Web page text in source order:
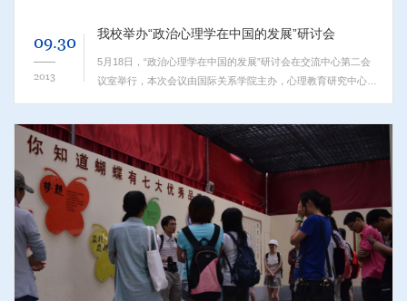
09.30
2013
我校举办“政治心理学在中国的发展”研讨会
5月18日，“政治心理学在中国的发展”研讨会在交流中心第二会
议室举行，本次会议由国际关系学院主办，心理教育研究中心承
放军总政治部的多位心理学、...